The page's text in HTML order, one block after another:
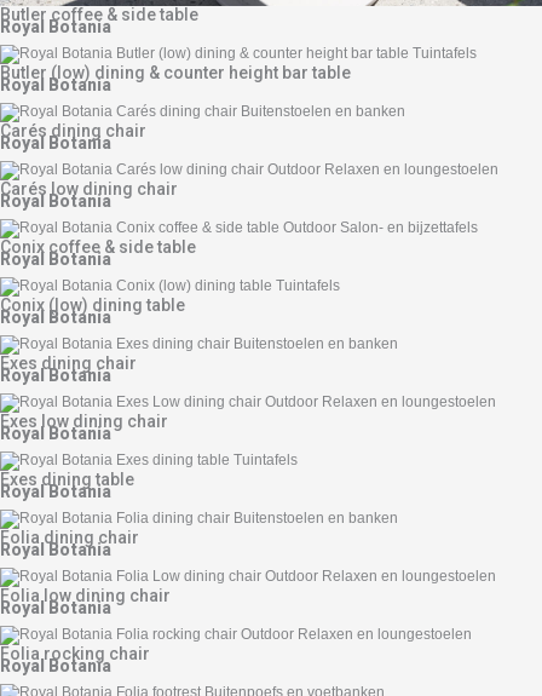
Butler coffee & side table
Royal Botania
Butler (low) dining & counter height bar table
Royal Botania
Carés dining chair
Royal Botania
Carés low dining chair
Royal Botania
Conix coffee & side table
Royal Botania
Conix (low) dining table
Royal Botania
Exes dining chair
Royal Botania
Exes low dining chair
Royal Botania
Exes dining table
Royal Botania
Folia dining chair
Royal Botania
Folia low dining chair
Royal Botania
Folia rocking chair
Royal Botania